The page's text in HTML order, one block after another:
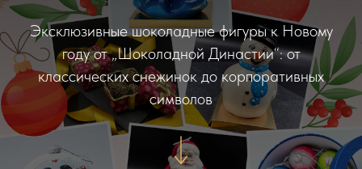
Эксклюзивные шоколадные фигуры к Новому
году от „Шоколадной Династии“: от
классических снежинок до корпоративных
символов